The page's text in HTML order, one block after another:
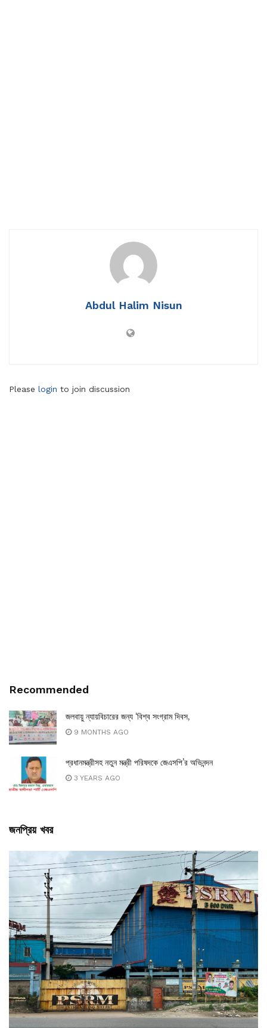
Abdul Halim Nisun
Please login to join discussion
Recommended
জলবায়ু ন্যায়বিচারের জন্য ‘বিশ্ব সংগ্রাম দিবস,
9 MONTHS AGO
প্রধানমন্ত্রীসহ নতুন মন্ত্রী পরিষদকে জেএসপি’র অভিনন্দন
3 YEARS AGO
জনপ্রিয় খবর